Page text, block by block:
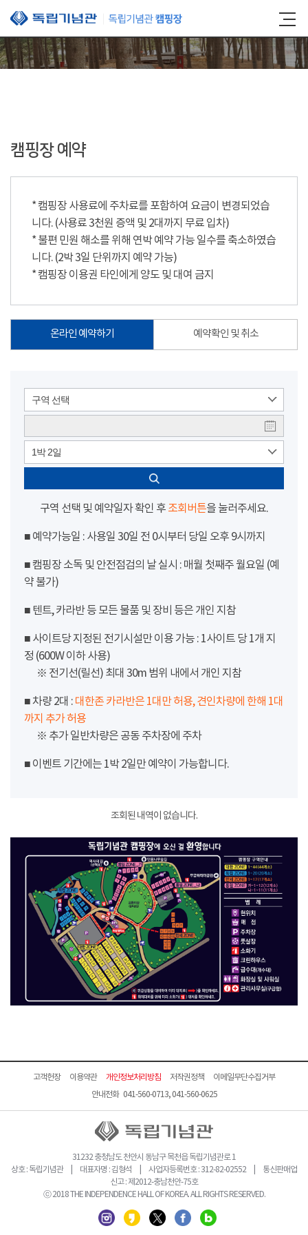
본문 바로가기
캠핑장 예약
* 캠핑장 사용료에 주차료를 포함하여 요금이 변경되었습
니다. (사용료 3천원 증액 및 2대까지 무료 입차)
* 불편 민원 해소를 위해 연박 예약 가능 일수를 축소하였습
니다. (2박 3일 단위까지 예약 가능)
* 캠핑장 이용권 타인에게 양도 및 대여 금지
온라인 예약하기 예약확인 및 취소
구역 선택
1박 2일
구역 선택 및 예약일자 확인 후 조회버튼을 눌러주세요.
■ 예약가능일 : 사용일 30일 전 0시부터 당일 오후 9시까지
■ 캠핑장 소독 및 안전점검의 날 실시 : 매월 첫째주 월요일 (예
약 불가)
■ 텐트, 카라반 등 모든 물품 및 장비 등은 개인 지참
■ 사이트당 지정된 전기시설만 이용 가능 : 1사이트 당 1개 지
정 (600W 이하 사용)
※ 전기선(릴선) 최대 30m 범위 내에서 개인 지참
■ 차량 2대 : 대한존 카라반은 1대만 허용, 견인차량에 한해 1대
까지 추가 허용
※ 추가 일반차량은 공동 주차장에 주차
■ 이벤트 기간에는 1박 2일만 예약이 가능합니다.
조회된 내역이 없습니다.
고객헌장 이용약관 개인정보처리방침 저작권정책
이메일무단수집거부
안내전화 041-560-0713, 041-560-0625
31232 충청남도 천안시 동남구 목천읍 독립기념관로 1
상호 : 독립기념관 | 대표자명 : 김형석 | 사업자등록번호 : 312-82-02552 | 통신판매업
신고 : 제2012-충남천안-75호
ⓒ 2018 THE INDEPENDENCE HALL OF KOREA. ALL RIGHTS RESERVED.